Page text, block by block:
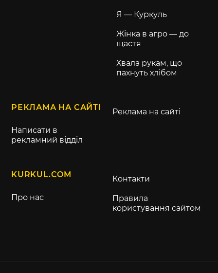
Я — Куркуль
Жінка в агро — до
щастя
Хвала рукам, що
пахнуть хлібом
РЕКЛАМА НА САЙТІ
Написати в
рекламний відділ
Реклама на сайті
KURKUL.COM
Про нас
Контакти
Правила
користування сайтом